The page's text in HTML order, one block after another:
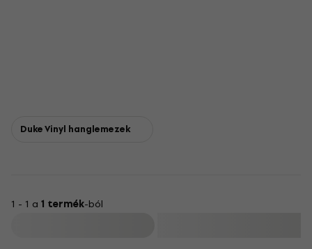
Duke Vinyl hanglemezek
1 - 1 a 1 termék-ból